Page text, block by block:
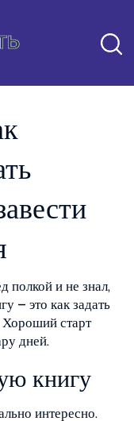
полкой и не знал,
– это как задать
старт
дней.
книгу
интересно.